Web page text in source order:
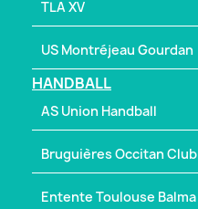
TLA XV
US Montréjeau Gourdan
HANDBALL
AS Union Handball
Bruguières Occitan Club
Entente Toulouse Balma